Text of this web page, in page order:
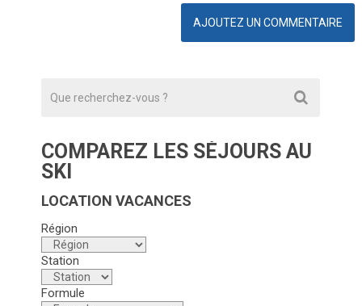
COMPAREZ LES SÉJOURS AU
SKI
LOCATION VACANCES
Région
Station
Formule